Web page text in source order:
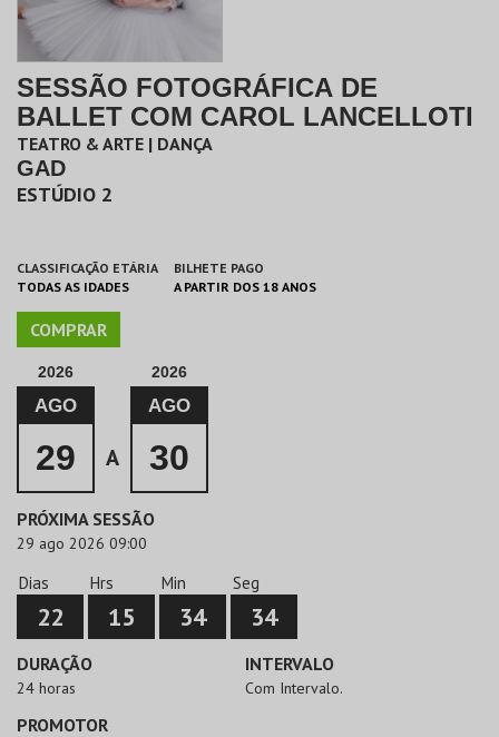
SESSÃO FOTOGRÁFICA DE
BALLET COM CAROL LANCELLOTI
TEATRO & ARTE | DANÇA
GAD
ESTÚDIO 2
CLASSIFICAÇÃO ETÁRIA
TODAS AS IDADES
BILHETE PAGO
A PARTIR DOS 18 ANOS
COMPRAR
2026
AGO
29 A
2026
AGO
30
PRÓXIMA SESSÃO
29 ago 2026 09:00
Dias
22
Hrs
15
Min
34
Seg
34
DURAÇÃO
24 horas
INTERVALO
Com Intervalo.
PROMOTOR